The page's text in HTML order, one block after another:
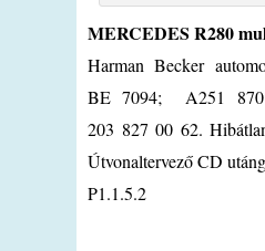
MERCEDES R280
Harman Becker
BE 7094; A251
203 827 00 62.
Útvonaltervező CD
P1.1.5.2